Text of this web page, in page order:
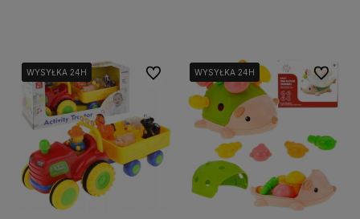
WYSYŁKA 24H
WYSYŁKA 24H
WYSYŁKA 24H Do ulubionychWYSYŁKA 24H
WYSYŁKA 24H
WYSYŁKA 24H Do